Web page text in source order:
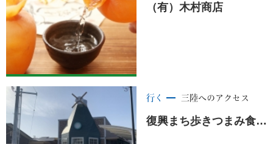
（有）木村商店
行く 三陸へのアクセス
復興まち歩きつまみ食いツアー